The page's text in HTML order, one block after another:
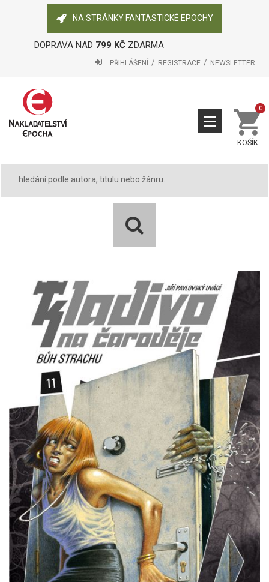
NA STRÁNKY FANTASTICKÉ EPOCHY
DOPRAVA NAD 799 KČZDARMA
PŘIHLÁŠENÍ REGISTRACE NEWSLETTER
KOŠÍK
0